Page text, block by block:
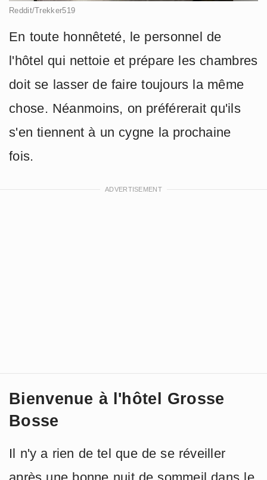
Reddit/Trekker519
En toute honnêteté, le personnel de
l'hôtel qui nettoie et prépare les chambres
doit se lasser de faire toujours la même
chose. Néanmoins, on préférerait qu'ils
s'en tiennent à un cygne la prochaine
fois.
Bienvenue à l'hôtel Grosse
Bosse
Il n'y a rien de tel que de se réveiller